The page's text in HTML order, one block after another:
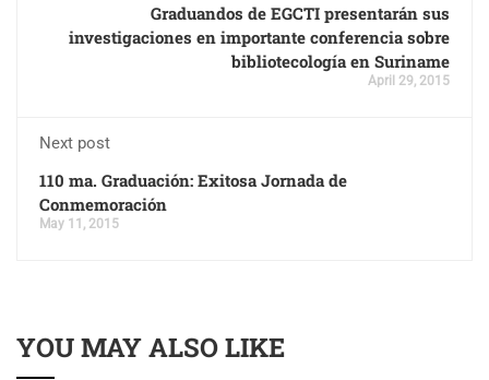
Graduandos de EGCTI presentarán sus
investigaciones en importante conferencia sobre
bibliotecología en Suriname
April 29, 2015
Next post
110 ma. Graduación: Exitosa Jornada de
Conmemoración
May 11, 2015
YOU MAY ALSO LIKE